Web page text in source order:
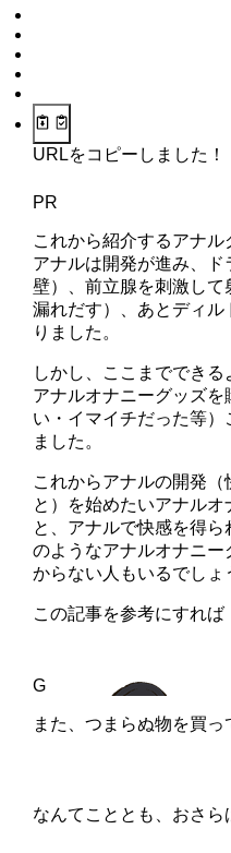
URLをコピーしました！
PR
これから紹介するアナ
アナルは開発が進み、
壁）、前立腺を刺激し
漏れだす）、あとディ
りました。
しかし、ここまででき
アナルオナニーグッズ
い・イマイチだった等）
ました。
これからアナルの開発（
と）を始めたいアナル
と、アナルで快感を得
のようなアナルオナニ
からない人もいるでしょ
この記事を参考にすれば
また、つまらぬ物を買っ
なんてこととも、おさら